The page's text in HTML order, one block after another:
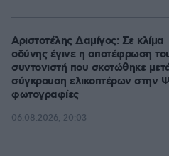
Αριστοτέλης Δαμίγος: Σε κλίμα
οδύνης έγινε η αποτέφρωση
συντονιστή που σκοτώθηκε
σύγκρουση ελικοπτέρων στην
φωτογραφίες
06.08.2026, 20:03